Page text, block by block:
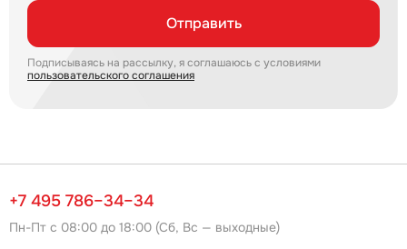
Отправить
Подписываясь на рассылку, я соглашаюсь с условиями
пользовательского соглашения
+7 495 786–34–34
Пн-Пт с 08:00 до 18:00 (Сб, Вс — выходные)